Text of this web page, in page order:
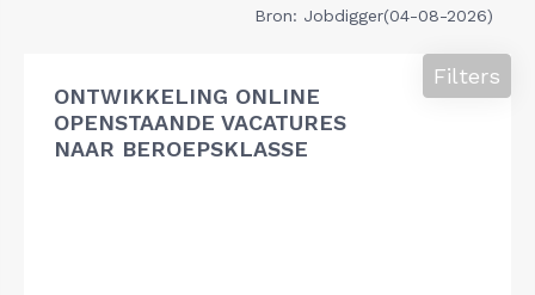
Bron: Jobdigger(04-08-2026)
ONTWIKKELING ONLINE
OPENSTAANDE VACATURES
NAAR BEROEPSKLASSE
Filters